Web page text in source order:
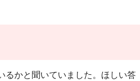
るかと聞いていました。ほしい答